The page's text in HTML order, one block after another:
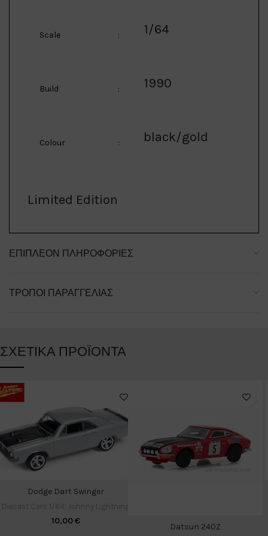
Scale : 1/64
Build : 1990
Colour : black/gold
Limited Edition
ΕΠΙΠΛΈΟΝ ΠΛΗΡΟΦΟΡΊΕΣ
ΤΡΌΠΟΙ ΠΑΡΑΓΓΕΛΊΑΣ
ΣΧΕΤΙΚΆ ΠΡΟΪΌΝΤΑ
Dodge Dart Swinger
10,00€
Datsun 240Z